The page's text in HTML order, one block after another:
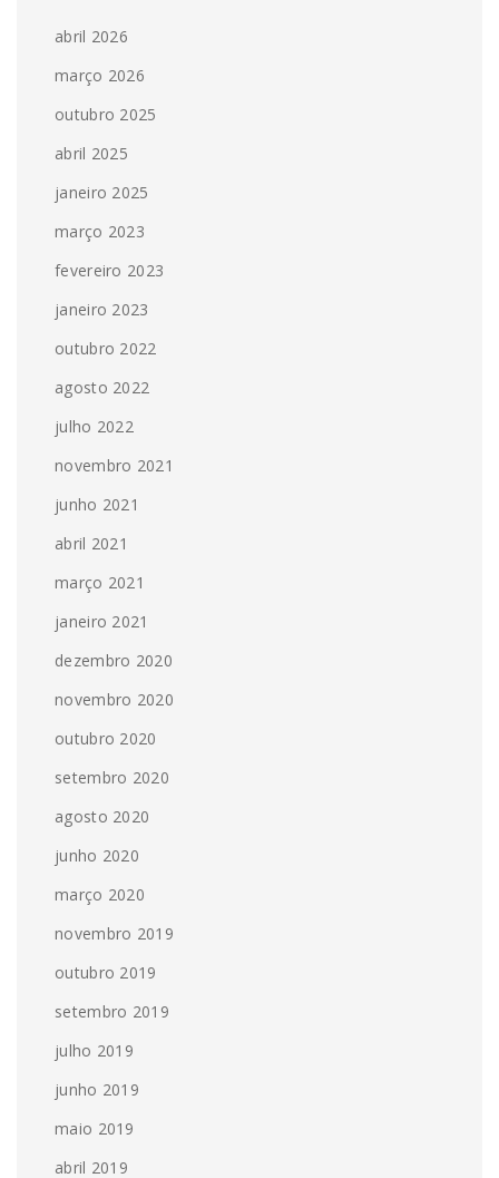
abril 2026
março 2026
outubro 2025
abril 2025
janeiro 2025
março 2023
fevereiro 2023
janeiro 2023
outubro 2022
agosto 2022
julho 2022
novembro 2021
junho 2021
abril 2021
março 2021
janeiro 2021
dezembro 2020
novembro 2020
outubro 2020
setembro 2020
agosto 2020
junho 2020
março 2020
novembro 2019
outubro 2019
setembro 2019
julho 2019
junho 2019
maio 2019
abril 2019